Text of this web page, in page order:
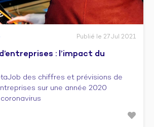
Publié le 27 Jul 2021
: l’impact du
des chiffres et prévisions de
sur une année 2020